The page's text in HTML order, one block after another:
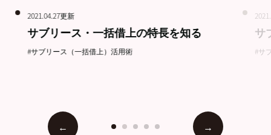
2021.04.27更新
サブリース・一括借上の特長を知る
#サブリース（一括借上）活用術
サ
#サ